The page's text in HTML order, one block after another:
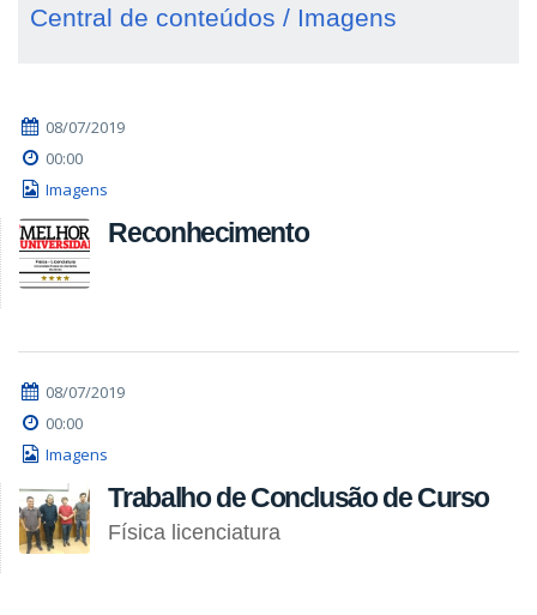
Central de conteúdos / Imagens
08/07/2019
00:00
Imagens
Reconhecimento
08/07/2019
00:00
Imagens
Trabalho de Conclusão de Curso
Física licenciatura